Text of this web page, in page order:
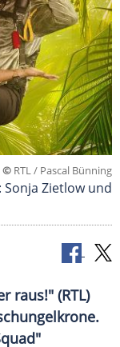
© RTL / Pascal Bünning
Zietlow und
raus!" (RTL)